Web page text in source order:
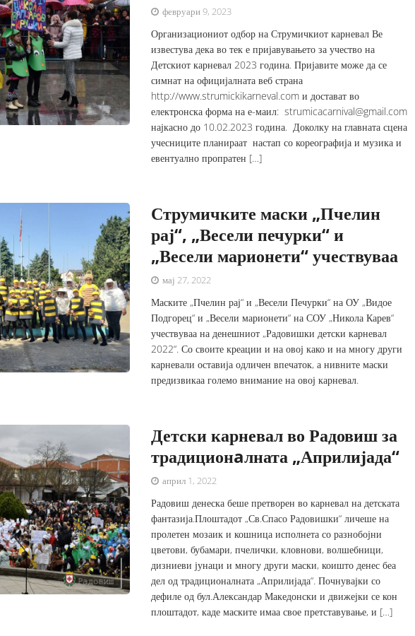
февруари 9, 2023
Организациониот одбор на Струмичкиот карневал Ве
известува дека во тек е пријавувањето за учество на
Детскиот карневал 2023 година. Пријавите може да се
симнат на официјалната веб страна
http://www.strumickikarneval.com и достават во
електронска форма на е-маил: strumicacarnival@gmail.com
најкасно до 10.02.2023 година. Доколку на главната сцена
учесниците планираат настап со кореографија и музика и
евентуално пропратен […]
Струмичките маски „Пчелин
рај“, „Весели печурки“ и
„Весели марионети“ учествуваа
мај 27, 2022
Маските „Пчелин рај“ и „Весели Печурки“ на ОУ „Видое
Подгорец“ и „Весели марионети“ на СОУ „Никола Карев“
учествуваа на денешниот „Радовишки детски карневал
2022“. Со своите креации и на овој како и на многу други
карневали оставија одличен впечаток, а нивните маски
предизвикаа големо внимание на овој карневал.
Детски карневал во Радовиш за
традиционaлната „Априлијада“
април 1, 2022
Радовиш денеска беше претворен во карневал на детската
фантазија.Плоштадот „Св.Спасо Радовишки“ личеше на
пролетен мозаик и кошница исполнета со разнобојни
цветови, бубамари, пчелички, кловнови, волшебници,
дизниеви јунаци и многу други маски, коишто денес беа
дел од традиционалната „Априлијада“. Почнувајки со
дефиле од бул.Александар Македонски и движејки се кон
плоштадот, каде маските имаа свое претставување, и […]